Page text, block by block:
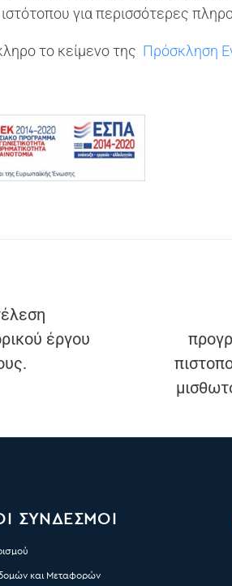
για περισσότερες
το κείμενο της Πρόσκληση
έργου
ΣΥΝΔΕΣΜΟΙ
και Μεταφορών